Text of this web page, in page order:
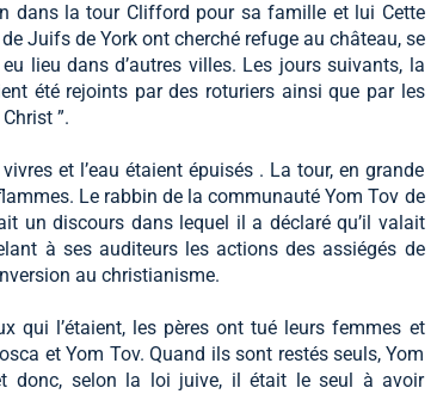
dans la tour Clifford pour sa famille et lui Cette
Juifs de York ont cherché refuge au château, se
lieu dans d’autres villes. Les jours suivants, la
été rejoints par des roturiers ainsi que par les
”.
et l’eau étaient épuisés . La tour, en grande
Le rabbin de la communauté Yom Tov de
un discours dans lequel il a déclaré qu’il valait
à ses auditeurs les actions des assiégés de
au christianisme.
qui l’étaient, les pères ont tué leurs femmes et
et Yom Tov. Quand ils sont restés seuls, Yom
donc, selon la loi juive, il était le seul à avoir